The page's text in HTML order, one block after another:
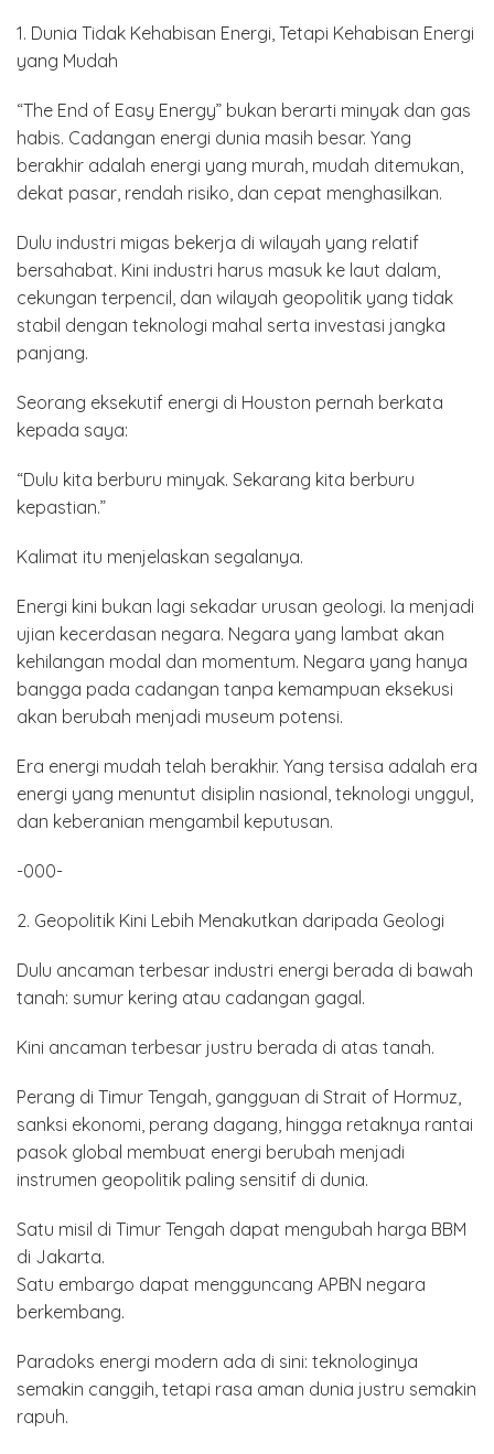
1. Dunia Tidak Kehabisan Energi, Tetapi Kehabisan Energi
yang Mudah
“The End of Easy Energy” bukan berarti minyak dan gas
habis. Cadangan energi dunia masih besar. Yang
berakhir adalah energi yang murah, mudah ditemukan,
dekat pasar, rendah risiko, dan cepat menghasilkan.
Dulu industri migas bekerja di wilayah yang relatif
bersahabat. Kini industri harus masuk ke laut dalam,
cekungan terpencil, dan wilayah geopolitik yang tidak
stabil dengan teknologi mahal serta investasi jangka
panjang.
Seorang eksekutif energi di Houston pernah berkata
kepada saya:
“Dulu kita berburu minyak. Sekarang kita berburu
kepastian.”
Kalimat itu menjelaskan segalanya.
Energi kini bukan lagi sekadar urusan geologi. Ia menjadi
ujian kecerdasan negara. Negara yang lambat akan
kehilangan modal dan momentum. Negara yang hanya
bangga pada cadangan tanpa kemampuan eksekusi
akan berubah menjadi museum potensi.
Era energi mudah telah berakhir. Yang tersisa adalah era
energi yang menuntut disiplin nasional, teknologi unggul,
dan keberanian mengambil keputusan.
-000-
2. Geopolitik Kini Lebih Menakutkan daripada Geologi
Dulu ancaman terbesar industri energi berada di bawah
tanah: sumur kering atau cadangan gagal.
Kini ancaman terbesar justru berada di atas tanah.
Perang di Timur Tengah, gangguan di Strait of Hormuz,
sanksi ekonomi, perang dagang, hingga retaknya rantai
pasok global membuat energi berubah menjadi
instrumen geopolitik paling sensitif di dunia.
Satu misil di Timur Tengah dapat mengubah harga BBM
di Jakarta.
Satu embargo dapat mengguncang APBN negara
berkembang.
Paradoks energi modern ada di sini: teknologinya
semakin canggih, tetapi rasa aman dunia justru semakin
rapuh.